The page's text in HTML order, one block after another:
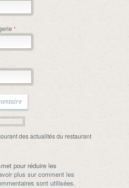
*
des actualités du restaurant
pour réduire les
plus sur comment les
sont utilisées.